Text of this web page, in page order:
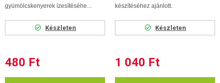
gyümölcskenyerek ízesítéséhe...
Készleten
480 Ft
készítéséhez ajánlott.
Készleten
1 040 Ft